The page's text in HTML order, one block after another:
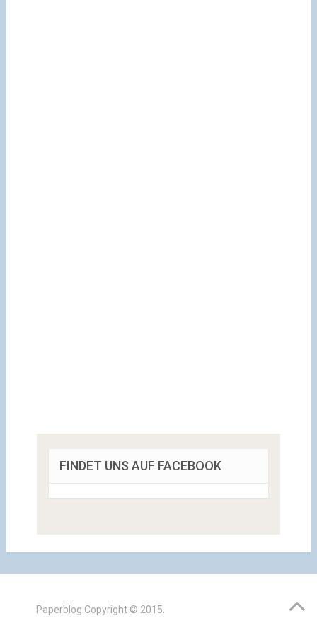
FINDET UNS AUF FACEBOOK
Paperblog Copyright © 2015.